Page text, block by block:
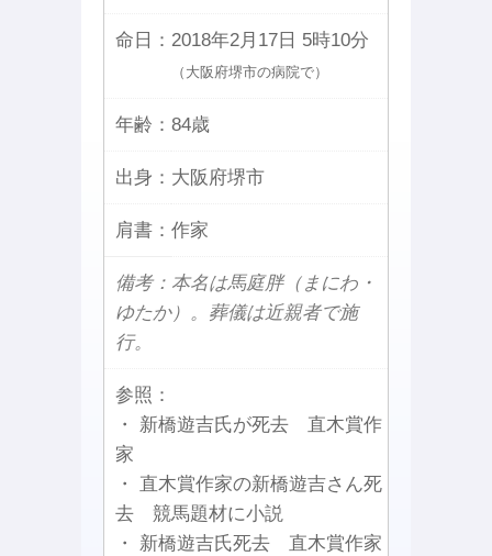
命日： 2018年2月17日 5時10分
（大阪府堺市の病院で）
年齢： 84歳
出身： 大阪府堺市
肩書： 作家
備考：本名は馬庭胖（まにわ・
ゆたか）。葬儀は近親者で施
行。
参照：
・ 新橋遊吉氏が死去 直木賞作
家
・ 直木賞作家の新橋遊吉さん死
去 競馬題材に小説
・ 新橋遊吉氏死去 直木賞作家